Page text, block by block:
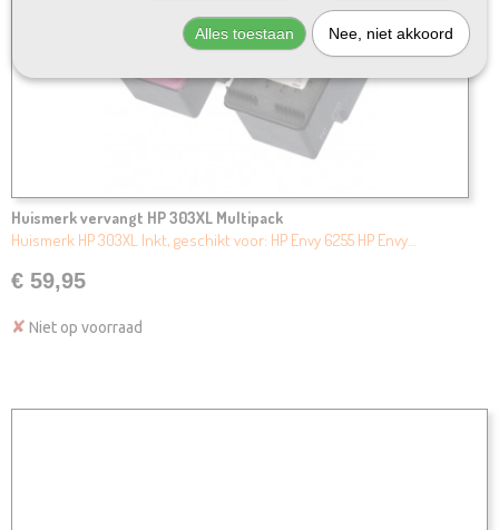
Huismerk vervangt HP 303XL Multipack
Huismerk HP 303XL Inkt, geschikt voor: HP Envy 6255 HP Envy…
€ 59,95
✘ Niet op voorraad
Alles toestaan Nee, niet akkoord